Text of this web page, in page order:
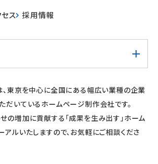
セス 採用情報
、東京を中心に全国にある幅広い業種の企業
だいているホームページ制作会社です。
の増加に貢献する「成果を生み出す」ホーム
アルいたしますので、お気軽にご相談くださ